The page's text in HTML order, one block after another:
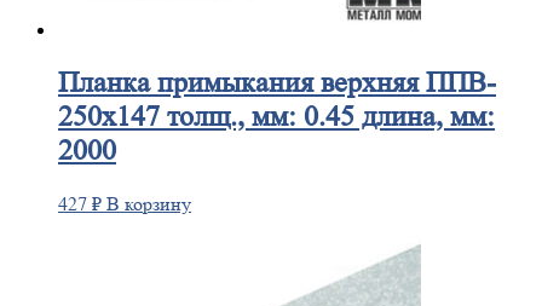
Планкапримыкания верхняя ППВ-
250х147 толщ., мм: 0.45 длина, мм:
2000
427 ₽ В корзину